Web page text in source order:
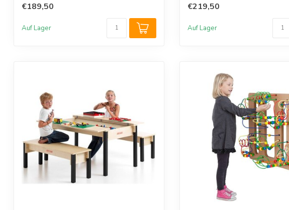
€189,50
Auf Lager
€219,50
Auf Lager